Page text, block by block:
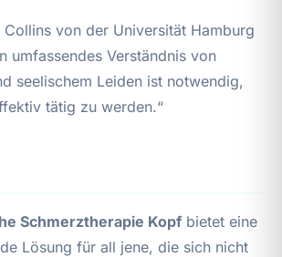
von der Universität Hamburg
umfassendes Verständnis von
seelischem Leiden ist notwendig,
tätig zu werden.“
Schmerztherapie Kopf bietet eine
Lösung für all jene, die sich nicht